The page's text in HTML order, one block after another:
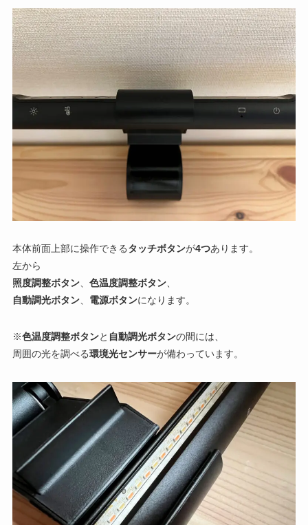
本体前面上部に操作できるタッチボタンが4つあります。
左から
照度調整ボタン、 色温度調整ボタン、
自動調光ボタン、 電源ボタンになります。
※色温度調整ボタンと 自動調光ボタンの間には、
周囲の光を調べる環境光センサーが備わっています。